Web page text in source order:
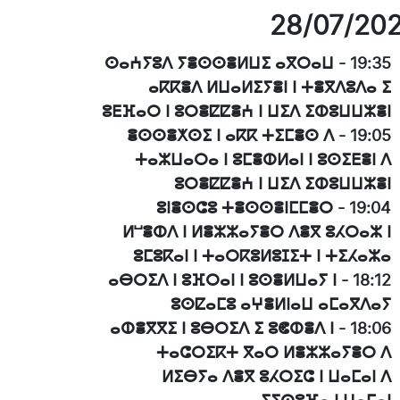
28/07/
19:35
-
ⵙⴰⵄⵢⵓⴷ ⵢⴻⵙⵙⴻⵍⵡⵉ ⴰⴳⵔⴰⵡ
ⴰⴽⴽⴻⴷ ⵍⵡⴰⵍⵉⵢⴻⵏ ⵏ ⵜⴻⴳⴷⵓⴷⴰ ⵉ
ⵓⴹⴼⴰⵔ ⵏ ⵓⵔⴻⵇⵇⴻⵄ ⵏ ⵡⵉⴷ ⵉⵀⵓⵡⵡⵣⴻⵏ
19:05
-
ⴻⵙⵙⴻⵅⵙⵉ ⵏ ⴰⴽⴽ ⵜⵉⵎⴻⵙ ⴷ
ⵜⴰⵣⵡⴰⵔⴰ ⵏ ⵓⵎⴻⵀⵍⴰⵏ ⵏ ⵓⵙⵉⴹⴻⵏ ⴷ
ⵓⵔⴻⵇⵇⴻⵄ ⵏ ⵡⵉⴷ ⵉⵀⵓⵡⵡⵣⴻⵏ
19:04
-
ⵓⵏⴻⵙⵛⵓ ⵜⴻⵙⵙⴻⵏⵎⵎⴻⵔ
ⵍⵯⴻⵀⴷ ⵏ ⵍⴻⵣⵣⴰⵢⴻⵔ ⴷⴻⴳ ⵓⵃⵔⴰⵣ ⵏ
ⵓⵎⵓⴽⴰⵏ ⵏ ⵜⴰⵔⴽⵓⵍⵓⵊⵉⵜ ⵏ ⵜⵉⵃⴰⵣⴰ
18:12
-
ⴰⴱⵔⵉⴷ ⵏ ⵓⴼⵔⴰⵏ ⵏ ⵓⵙⴻⵍⵡⴰⵢ ⵏ
ⵓⵙⵇⴰⵎⵓ ⴰⵖⴻⵍⵏⴰⵡ ⴰⵎⴰⴳⴷⴰⵢ
18:06
-
ⴰⵀⴻⴳⴳⵉ ⵏ ⵓⴱⵔⵉⴷ ⵉ ⵓⵞⵀⴻⴷ ⵏ
ⵜⴰⵛⵔⵉⴽⵜ ⴳⴰⵔ ⵍⴻⵣⵣⴰⵢⴻⵔ ⴷ
ⵍⵉⴱⵢⴰ ⴷⴻⴳ ⵓⵃⵔⵉⵛ ⵏ ⵡⴰⵎⴰⵏ ⴷ